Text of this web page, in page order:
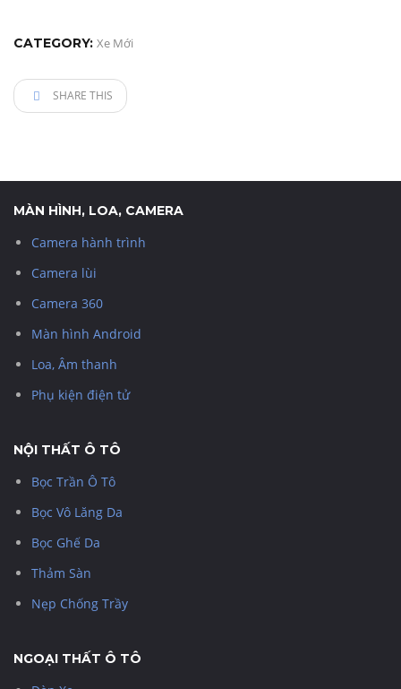
CATEGORY: Xe Mới
SHARE THIS
MÀN HÌNH, LOA, CAMERA
Camera hành trình
Camera lùi
Camera 360
Màn hình Android
Loa, Âm thanh
Phụ kiện điện tử
NỘI THẤT Ô TÔ
Bọc Trần Ô Tô
Bọc Vô Lăng Da
Bọc Ghế Da
Thảm Sàn
Nẹp Chống Trầy
NGOẠI THẤT Ô TÔ